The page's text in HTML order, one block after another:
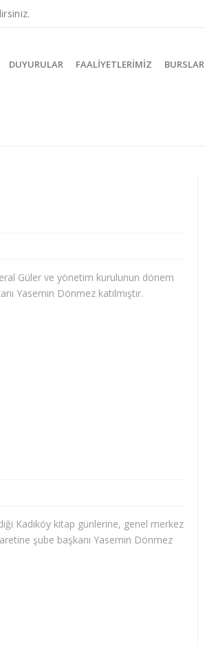
DUYURULAR FAALIYETLERIMIZ BURSLAR
Güler ve yönetim kurulunun dönem
Yasemin Dönmez katılmıştır.
Kadıköy kitap günlerine, genel merkez
şube başkanı Yasemin Dönmez